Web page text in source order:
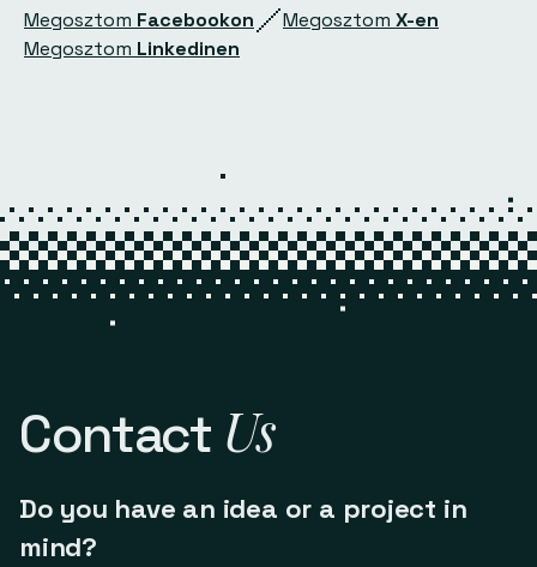
Megosztom Facebookon Megosztom X-en
Megosztom Linkedinen
Contact Us
Do you have an idea or a project in
mind?